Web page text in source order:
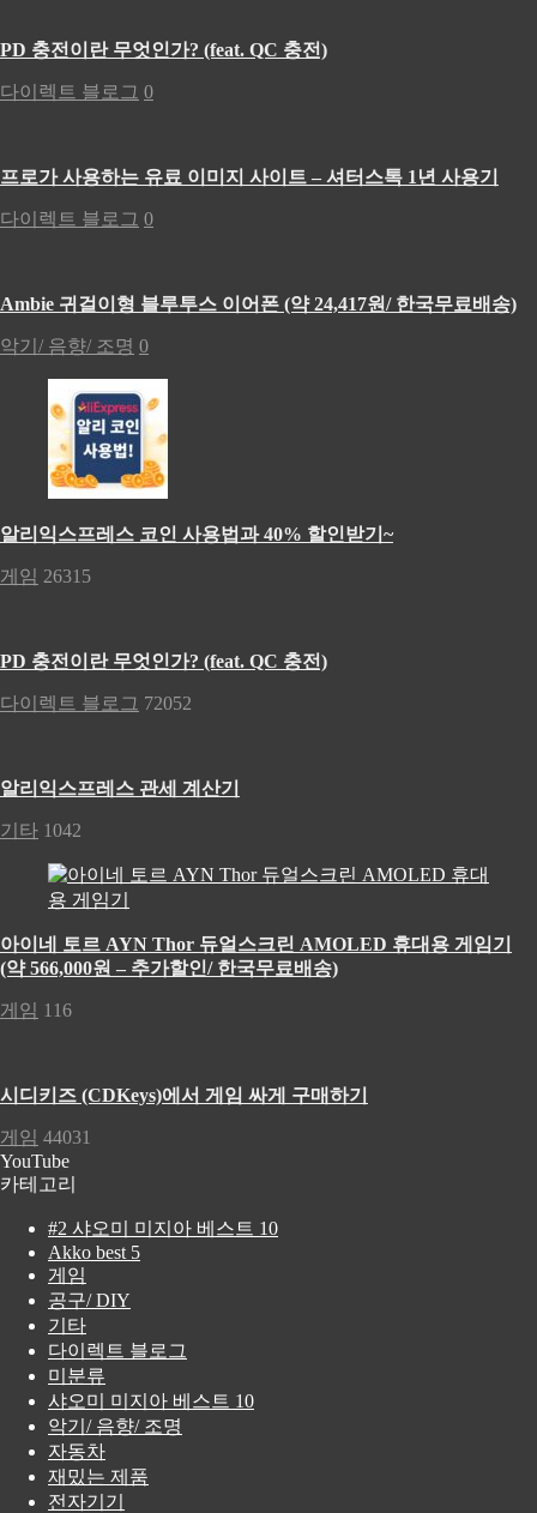
PD 충전이란 무엇인가? (feat. QC 충전)
다이렉트 블로그 0
프로가 사용하는 유료 이미지 사이트 – 셔터스톡 1년 사용기
다이렉트 블로그 0
Ambie 귀걸이형 블루투스 이어폰 (약 24,417원/ 한국무료배송)
악기/ 음향/ 조명 0
알리익스프레스 코인 사용법과 40% 할인받기~
게임 26315
PD 충전이란 무엇인가? (feat. QC 충전)
다이렉트 블로그 72052
알리익스프레스 관세 계산기
기타 1042
아이네 토르 AYN Thor 듀얼스크린 AMOLED 휴대용 게임기
(약 566,000원 – 추가할인/ 한국무료배송)
게임 116
시디키즈 (CDKeys)에서 게임 싸게 구매하기
게임 44031
YouTube
카테고리
#2 샤오미 미지아 베스트 10
Akko best 5
게임
공구/ DIY
기타
다이렉트 블로그
미분류
샤오미 미지아 베스트 10
악기/ 음향/ 조명
자동차
재밌는 제품
전자기기